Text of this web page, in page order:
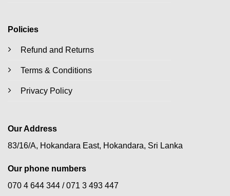
Policies
Refund and Returns
Terms & Conditions
Privacy Policy
Our Address
83/16/A, Hokandara East, Hokandara, Sri Lanka
Our phone numbers
070 4 644 344 /071 3 493 447